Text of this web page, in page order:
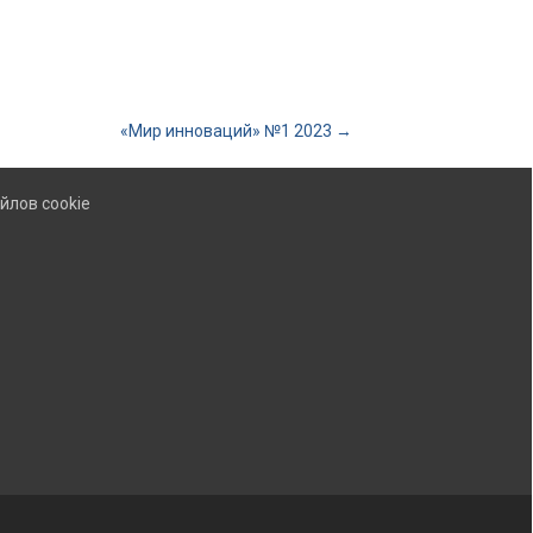
«Мир инноваций» №1 2023 →
cookie